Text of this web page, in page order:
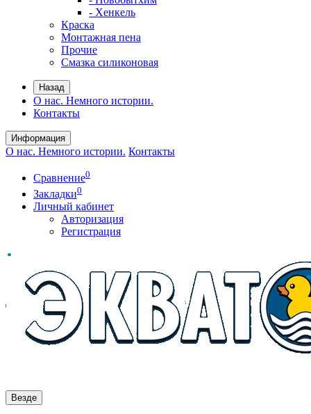
- Хенкель
Краска
Монтажная пена
Прочие
Смазка силиконовая
Назад
О нас. Немного истории.
Контакты
Информация
О нас. Немного истории. Контакты
Сравнение0
Закладки0
Личный кабинет
Авторизация
Регистрация
Везде